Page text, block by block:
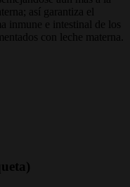
así garantiza el
inmune e intestinal de los
con leche materna.